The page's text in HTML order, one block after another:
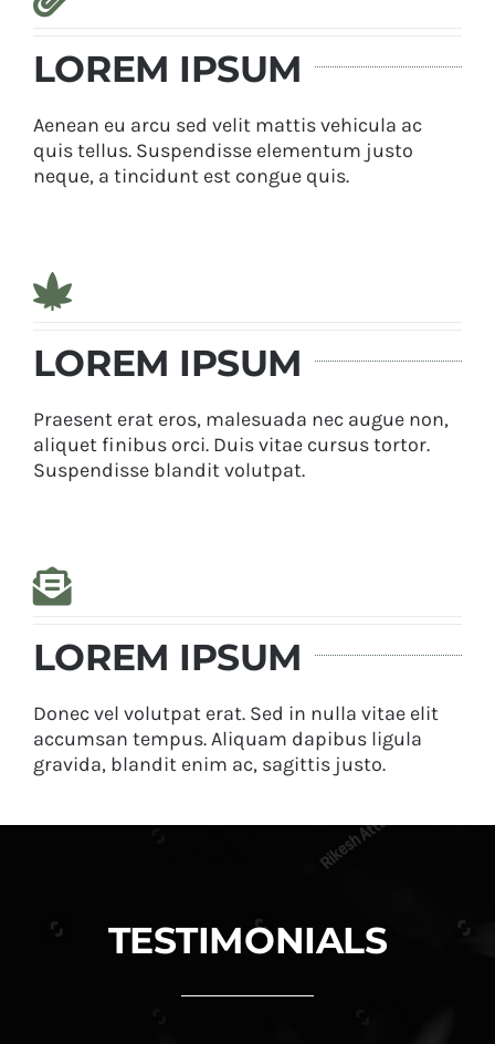
LOREM IPSUM
Aenean eu arcu sed velit mattis vehicula ac
quis tellus. Suspendisse elementum justo
neque, a tincidunt est congue quis.
LOREM IPSUM
Praesent erat eros, malesuada nec augue non,
aliquet finibus orci. Duis vitae cursus tortor.
Suspendisse blandit volutpat.
LOREM IPSUM
Donec vel volutpat erat. Sed in nulla vitae elit
accumsan tempus. Aliquam dapibus ligula
gravida, blandit enim ac, sagittis justo.
TESTIMONIALS